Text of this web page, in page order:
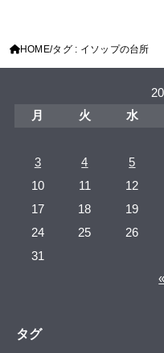
HOME タグ : イソップの台所
月
火 水
3
4 5
10
11 12
17
18 19
24
25 26
31
タグ